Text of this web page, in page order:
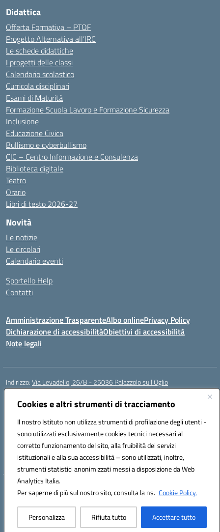
Cookies e altri strumenti di tracciamento
Il nostro Istituto non utilizza strumenti di profilazione degli utenti -
sono utilizzati esclusivamente cookies tecnici necessari al
corretto funzionamento del sito, alla fruibilità dei servizi
istituzionali e alla sua accessibilità – sono utilizzati, inoltre,
strumenti statistici anonimizzati messi a disposizione da Web
Analytics Italia.
Per saperne di più sul nostro sito, consulta la ns. Cookie Policy.
Personalizza Rifiuta tutto Accettare tutto
Didattica
Offerta Formativa – PTOF
Progetto Alternativa all’IRC
Le schede didattiche
I progetti delle classi
Calendario scolastico
Curricola disciplinari
Esami di Maturità
Formazione Scuola Lavoro e Formazione Sicurezza
Inclusione
Educazione Civica
Bullismo e cyberbullismo
CIC – Centro Informazione e Consulenza
Biblioteca digitale
Teatro
Orario
Libri di testo 2026-27
Novità
Le notizie
Le circolari
Calendario eventi
Sportello Help
Contatti
Amministrazione TrasparenteAlbo onlinePrivacy Policy
Dichiarazione di accessibilitàObiettivi di accessibilità
Note legali
Indirizzo:Via Levadello, 26/B - 25036 Palazzolo sull'Oglio
Centralino:
Posta elettronica certificata (PEC):bsis01800p@pec.istruzione.it
Codice fiscale: 91011920179
Codice meccanografico:BSIS01800P
Codice Indice delle Pubbliche Amministrazioni (IPA): istsc_bsis01800p
Codice unico di fatturazione (CUF): UFLUYU
Hosting & Powered by 3D Solution S.r.l.
Concept & Design by Designers Italia